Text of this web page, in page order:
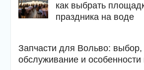
как выбрать
праздника на воде
Запчасти для Вольво: выбор,
обслуживание и